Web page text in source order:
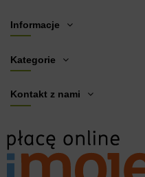
Informacje
Kategorie
Kontakt z nami